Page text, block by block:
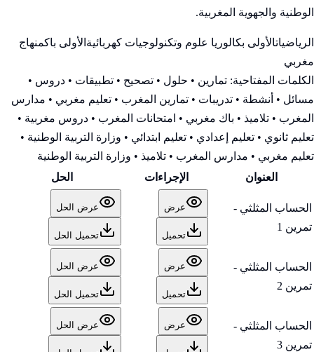
الوطنية والجهوية المغربية.
الرياضياتالأولى بكالوريا علوم وتكنولوجيات كهربائية الأولى باكمنهاج
مغربي
الكلمات المفتاحية: تمارين • حلول • تصحيح • تطبيقات • دروس •
مسائل • أنشطة • تدريبات • تمارين المغرب • تعليم مغربي • مدارس
المغرب • تلاميذ • باك مغربي • امتحانات المغرب • دروس مغربية •
تعليم ثانوي • تعليم إعدادي • تعليم ابتدائي • وزارة التربية الوطنية •
تعليم مغربي • مدارس المغرب • تلاميذ • وزارة التربية الوطنية
العنوان
الإجراءات الحل
الحساب المثلثي -
تمرين 1
عرض
تحميل
عرض الحل
تحميل الحل
الحساب المثلثي -
تمرين 2
عرض
تحميل
عرض الحل
تحميل الحل
الحساب المثلثي -
تمرين 3
عرض عرض الحل